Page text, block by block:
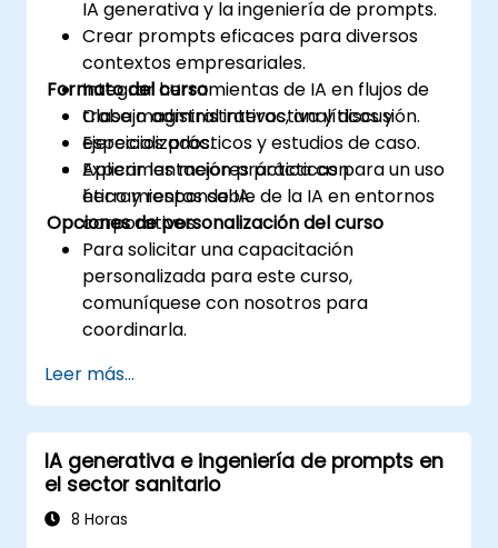
IA generativa y la ingeniería de prompts.
Crear prompts eficaces para diversos
contextos empresariales.
Integrar herramientas de IA en flujos de
trabajo administrativos, analíticos y
especializados.
Aplicar las mejores prácticas para un uso
ético y responsable de la IA en entornos
corporativos.
Formato del curso
Clase magistral interactiva y discusión.
Ejercicios prácticos y estudios de caso.
Experimentación práctica con
herramientas de IA.
Opciones de personalización del curso
Para solicitar una capacitación
personalizada para este curso,
comuníquese con nosotros para
coordinarla.
Leer más...
IA generativa e ingeniería de prompts en
el sector sanitario
8 Horas